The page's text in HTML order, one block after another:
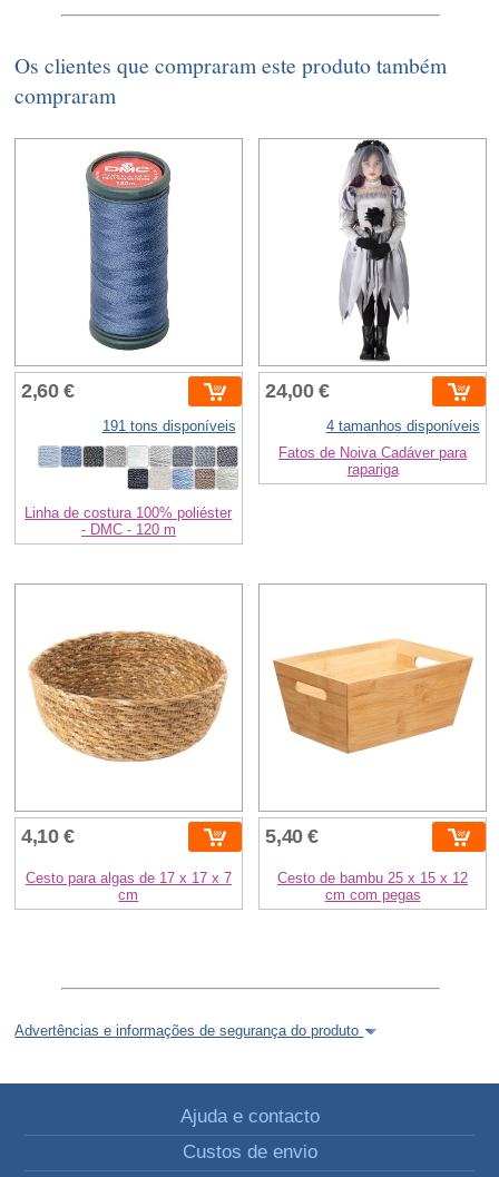
Os clientes que compraram este produto também
compraram
2,60 €
191 tons disponíveis
Linha de costura 100% poliéster
- DMC - 120 m
24,00 €
4 tamanhos disponíveis
Fatos de Noiva Cadáver para
rapariga
4,10 €
Cesto para algas de 17 x 17 x 7
cm
5,40 €
Cesto de bambu 25 x 15 x 12
cm com pegas
Advertências e informações de segurança do produto
Ajuda e contacto
Custos de envio